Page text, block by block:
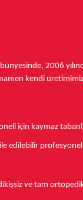
2006
kendi
için kaymaz
edilebilir
ve tam